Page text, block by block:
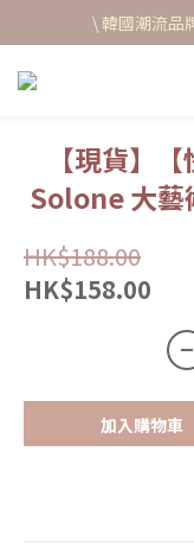
\ 韓國潮流品
【現貨】
Solone 大藝
HK$188.00
HK$158.00
加入購物車